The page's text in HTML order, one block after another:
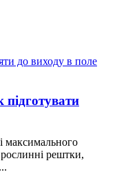
максимального
рештки,